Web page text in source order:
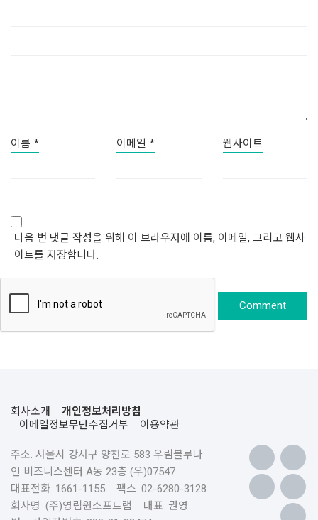
이름 * 이메일 * 웹사이트
다음 번 댓글 작성을 위해 이 브라우저에 이름, 이메일, 그리고 웹사
이트를 저장합니다.
회사소개
개인정보처리방침
이메일정보무단수집거부
이용약관
주소: 서울시 강서구 양천로 583 우림블루나
인 비즈니스센터 A동 23층 (우)07547
대표전화: 1661-1155 팩스: 02-6280-3128
회사명: (주)영림원소프트랩 대표: 권영